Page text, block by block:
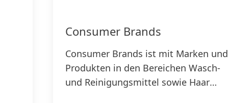
Consumer Brands
Consumer Brands ist mit Marken und
Produkten in den Bereichen Wasch-
und Reinigungsmittel sowie Haar